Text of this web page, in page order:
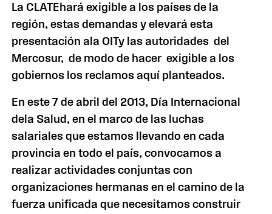
La CLATEhará exigible a los países de la
región, estas demandas y elevará esta
presentación ala OITy las autoridades del
Mercosur, de modo de hacer exigible a los
gobiernos los reclamos aquí planteados.
En este 7 de abril del 2013, Día Internacional
dela Salud, en el marco de las luchas
salariales que estamos llevando en cada
provincia en todo el país, convocamos a
realizar actividades conjuntas con
organizaciones hermanas en el camino de la
fuerza unificada que necesitamos construir